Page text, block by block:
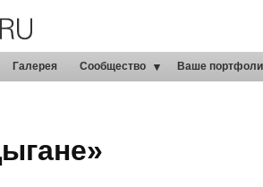
Галерея Сообщество Ваше